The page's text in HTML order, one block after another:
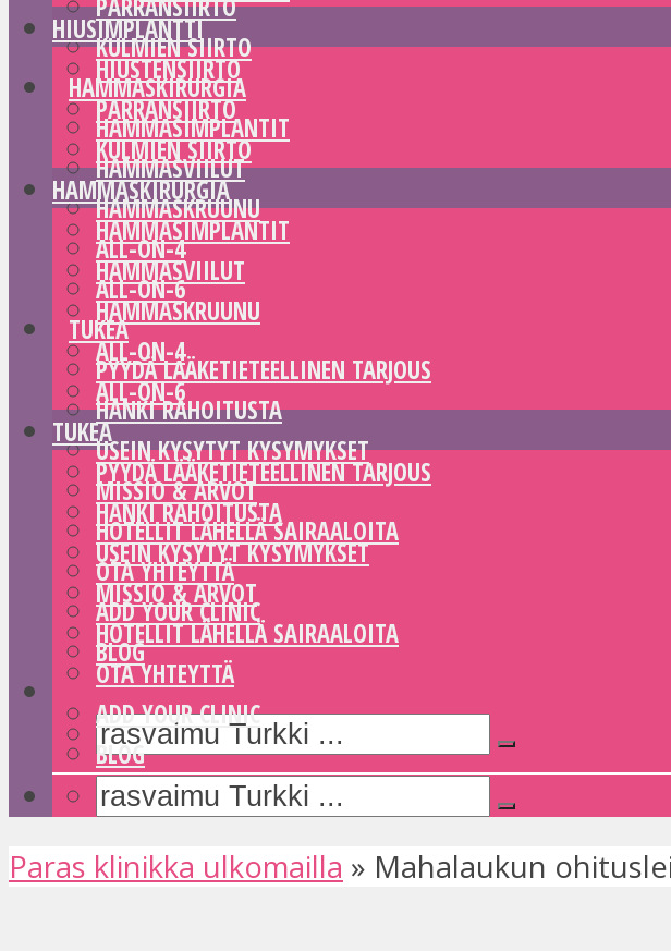
PARRANSIIRTO
KULMIEN SIIRTO
HAMMASKIRURGIA
HAMMASIMPLANTIT
HAMMASVIILUT
HAMMASKRUUNU
ALL-ON-4
ALL-ON-6
TUKEA
PYYDÄ LÄÄKETIETEELLINEN TARJOUS
HANKI RAHOITUSTA
USEIN KYSYTYT KYSYMYKSET
MISSIO & ARVOT
HOTELLIT LÄHELLÄ SAIRAALOITA
OTA YHTEYTTÄ
ADD YOUR CLINIC
BLOG
HIUSIMPLANTTI
HIUSTENSIIRTO
PARRANSIIRTO
KULMIEN SIIRTO
HAMMASKIRURGIA
HAMMASIMPLANTIT
HAMMASVIILUT
HAMMASKRUUNU
ALL-ON-4
ALL-ON-6
TUKEA
PYYDÄ LÄÄKETIETEELLINEN TARJOUS
HANKI RAHOITUSTA
USEIN KYSYTYT KYSYMYKSET
MISSIO & ARVOT
HOTELLIT LÄHELLÄ SAIRAALOITA
OTA YHTEYTTÄ
ADD YOUR CLINIC
BLOG
Paras klinikka ulkomailla » Mahalaukun